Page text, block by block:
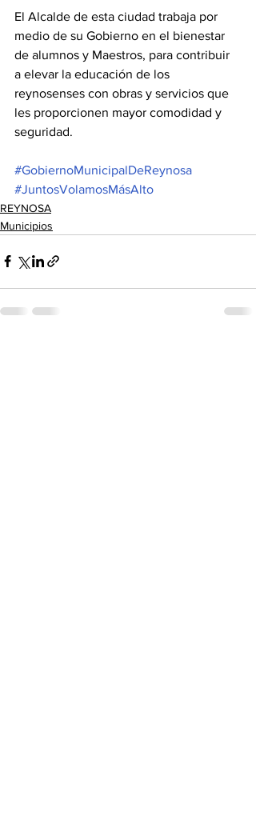
El Alcalde de esta ciudad trabaja por
medio de su Gobierno en el bienestar
de alumnos y Maestros, para contribuir
a elevar la educación de los
reynosenses con obras y servicios que
les proporcionen mayor comodidad y
seguridad.
#GobiernoMunicipalDeReynosa
#JuntosVolamosMásAlto
REYNOSA
Municipios